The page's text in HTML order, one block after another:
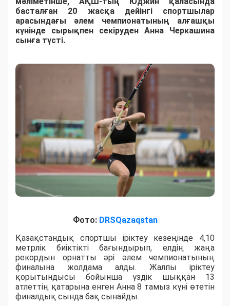
басталған 20 жасқа дейінгі спортшылар
арасындағы әлем чемпионатының алғашқы
күнінде сырықпен секіруден Анна Черкашина
сынға түсті.
Фото: DRSQazaqstan
Қазақстандық спортшы іріктеу кезеңінде 4,10
метрлік биіктікті бағындырып, елдің жаңа
рекордын орнатты әрі әлем чемпионатының
финалына жолдама алды. Жалпы іріктеу
қорытындысы бойынша үздік шыққан 13
атлеттің қатарына енген Анна 8 тамыз күні өтетін
финалдық сында бақ сынайды.